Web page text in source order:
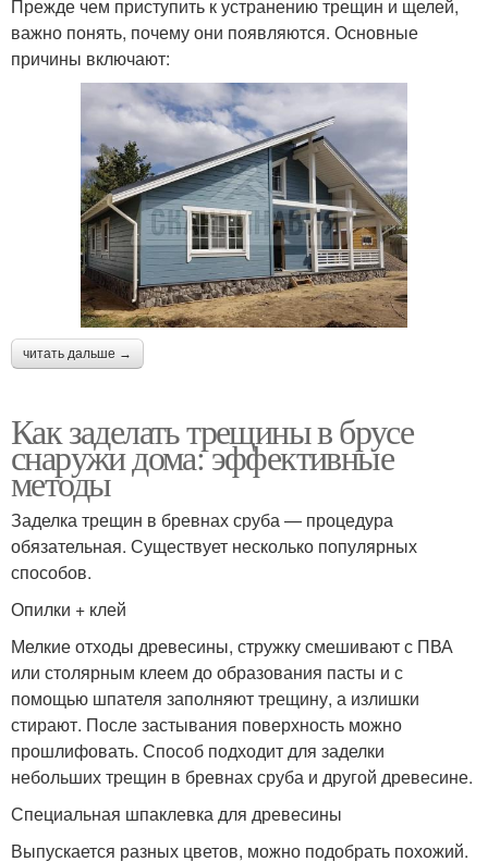
Прежде чем приступить к устранению трещин и щелей,
важно понять, почему они появляются. Основные
причины включают:
читать дальше →
Как заделать трещины в брусе
снаружи дома: эффективные
методы
Заделка трещин в бревнах сруба — процедура
обязательная. Существует несколько популярных
способов.
Опилки + клей
Мелкие отходы древесины, стружку смешивают с ПВА
или столярным клеем до образования пасты и с
помощью шпателя заполняют трещину, а излишки
стирают. После застывания поверхность можно
прошлифовать. Способ подходит для заделки
небольших трещин в бревнах сруба и другой древесине.
Специальная шпаклевка для древесины
Выпускается разных цветов, можно подобрать похожий.